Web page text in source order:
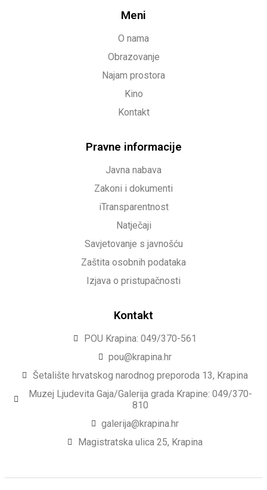
Meni
O nama
Obrazovanje
Najam prostora
Kino
Kontakt
Pravne informacije
Javna nabava
Zakoni i dokumenti
iTransparentnost
Natječaji
Savjetovanje s javnošću
Zaštita osobnih podataka
Izjava o pristupačnosti
Kontakt
POU Krapina: 049/370-561
pou@krapina.hr
Šetalište hrvatskog narodnog preporoda 13, Krapina
Muzej Ljudevita Gaja/Galerija grada Krapine: 049/370-
810
galerija@krapina.hr
Magistratska ulica 25, Krapina